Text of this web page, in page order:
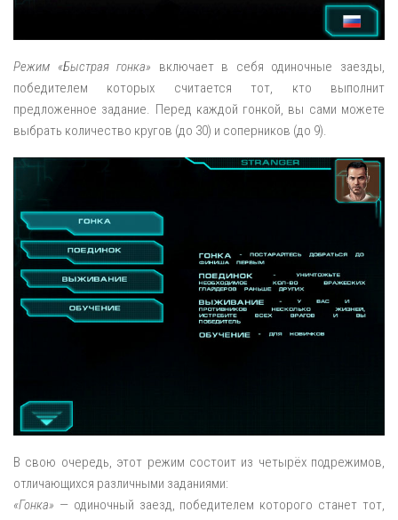
Режим «Быстрая гонка» включает в себя одиночные заезды,
победителем которых считается тот, кто выполнит
предложенное задание. Перед каждой гонкой, вы сами можете
выбрать количество кругов (до 30) и соперников (до 9).
В свою очередь, этот режим состоит из четырёх подрежимов,
отличающихся различными заданиями:
«Гонка» — одиночный заезд, победителем которого станет тот,